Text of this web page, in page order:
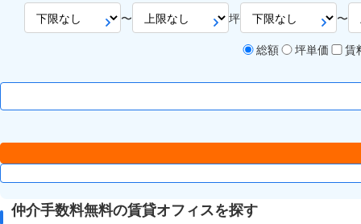
〜 坪
〜
総額
坪単価 賃
仲介手数料無料の賃貸オフィスを探す